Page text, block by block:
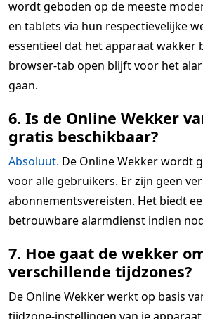
wordt geboden op de meeste
en tablets via hun respectievelijke
essentieel dat het apparaat wakker
browser-tab open blijft voor het
gaan.
6. Is de Online Wekker
gratis beschikbaar?
Absoluut. De Online Wekker wordt
voor alle gebruikers. Er zijn geen
abonnementsvereisten. Het biedt
betrouwbare alarmdienst indien
7. Hoe gaat de wekker
verschillende tijdzones?
De Online Wekker werkt op basis